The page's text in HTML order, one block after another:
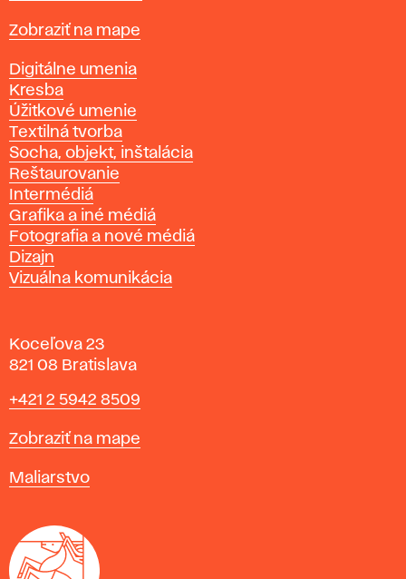
Mapa
Zobraziť na mape
Katedry
Digitálne umenia
Kresba
Úžitkové umenie
Textilná tvorba
Socha, objekt, inštalácia
Reštaurovanie
Intermédiá
Grafika a iné médiá
Fotografia a nové médiá
Dizajn
Vizuálna komunikácia
Koceľova 23
821 08 Bratislava
Telefón
+421 2 5942 8509
Mapa
Zobraziť na mape
Katedry
Maliarstvo